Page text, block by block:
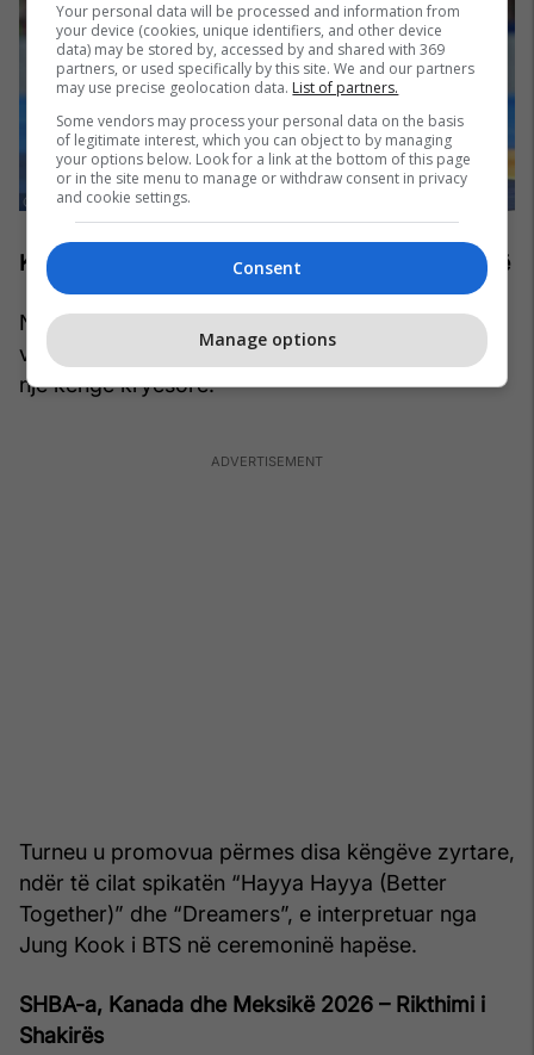
Katar 2022 – Një kolonë zanore me shumë artistë
Ndryshe nga edicionet e mëparshme, FIFA
vendosi që Botërori i Katarit të mos kishte vetëm
një këngë kryesore.
Turneu u promovua përmes disa këngëve zyrtare,
ndër të cilat spikatën “Hayya Hayya (Better
Together)” dhe “Dreamers”, e interpretuar nga
Jung Kook i BTS në ceremoninë hapëse.
SHBA-a, Kanada dhe Meksikë 2026 – Rikthimi i
Shakirës
Your personal data will be processed and information from
your device (cookies, unique identifiers, and other device
data) may be stored by, accessed by and shared with 369
partners, or used specifically by this site. We and our partners
may use precise geolocation data. List of partners.
Some vendors may process your personal data on the basis
of legitimate interest, which you can object to by managing
your options below. Look for a link at the bottom of this page
or in the site menu to manage or withdraw consent in privacy
and cookie settings.
Consent
Manage options